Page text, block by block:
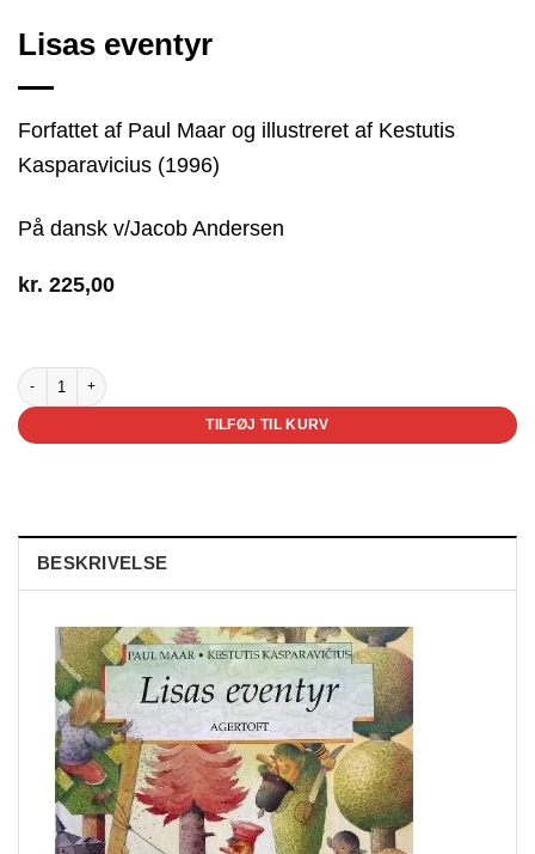
Lisas eventyr
Forfattet af Paul Maar og illustreret af Kestutis
Kasparavicius (1996)
På dansk v/Jacob Andersen
kr. 225,00
Lisas eventyr antal
TILFØJ TIL KURV
BESKRIVELSE